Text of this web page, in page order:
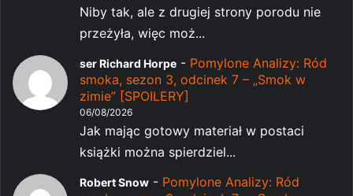
Niby tak, ale z drugiej strony porodu nie
przeżyła, więc moż...
ser Richard Horpe - Pomylone Analizy: Ród
smoka, sezon 3, odcinek 7 – „Smok w
zimie” [SPOILERY]
06/08/2026
Jak mając gotowy materiał w postaci
książki można spierdziel...
Robert Snow - Pomylone Analizy: Ród